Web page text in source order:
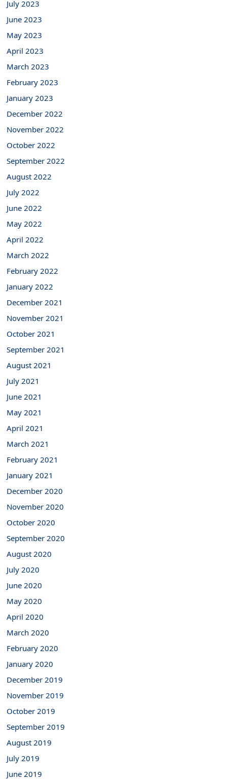
July 2023
June 2023
May 2023
April 2023
March 2023
February 2023
January 2023
December 2022
November 2022
October 2022
September 2022
August 2022
July 2022
June 2022
May 2022
April 2022
March 2022
February 2022
January 2022
December 2021
November 2021
October 2021
September 2021
August 2021
July 2021
June 2021
May 2021
April 2021
March 2021
February 2021
January 2021
December 2020
November 2020
October 2020
September 2020
August 2020
July 2020
June 2020
May 2020
April 2020
March 2020
February 2020
January 2020
December 2019
November 2019
October 2019
September 2019
August 2019
July 2019
June 2019